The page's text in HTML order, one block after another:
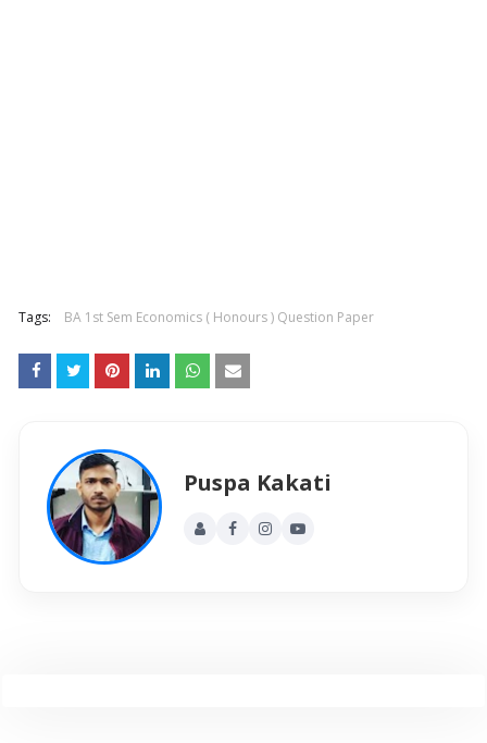
Tags: BA 1st Sem Economics ( Honours ) Question Paper
Puspa Kakati